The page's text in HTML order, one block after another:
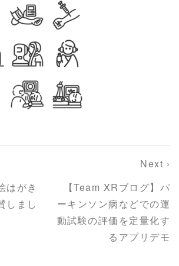
はがき
しまし
Next ›
【Team XRブログ】パ
ーキンソン病などでの運
動試験の評価を定量化す
るアプリデモ